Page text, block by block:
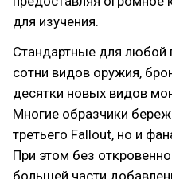
для изучения.
Стандартные для любой
сотни видов оружия,
десятки новых видов
Многие образчики
третьего Fallout, но и
При этом без
большей части